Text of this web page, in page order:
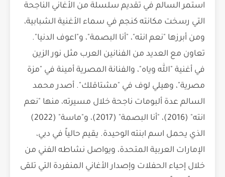
استمر السالم في تقديم سلسلة من الأغاني الناجحة
التي رسخت مكانته كنجم في سماء الأغنية الشبابية،
ومن أبرزها "نعم انته"، "أنا البصمة"، و"اعوف الدنيا".
تعاون مع العديد من الفنانين العرب مثل نور الزين
في أغنية "الله وياه"، والفنانة المصرية أمينة في "مزة
مصرية"، وهيلي لوف في "مشتاقلك". أصدر محمد
السالم عدة ألبومات ناجحة خلال مسيرته، منها "نعم
انته" (2016)، "أنا البصمة" (2017)، و"ماسة" (2022)
الذي يحمل اسم ابنته الوحيدة. يقيم حالياً في دبي،
الإمارات العربية المتحدة، ويواصل نشاطه الفني من
خلال إحياء الحفلات وإصدار الأغاني المنفردة التي تلقى